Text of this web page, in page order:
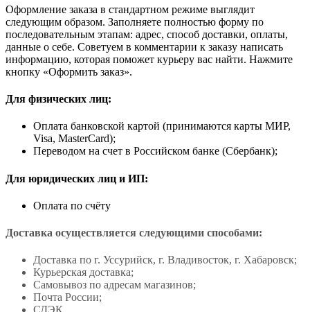
Оформление заказа в стандартном режиме выглядит
следующим образом. Заполняете полностью форму по
последовательным этапам: адрес, способ доставки, оплаты,
данные о себе. Советуем в комментарии к заказу написать
информацию, которая поможет курьеру вас найти. Нажмите
кнопку «Оформить заказ».
Для физических лиц:
Оплата банковской картой (принимаются карты МИР,
Visa, MasterCard);
Переводом на счет в Российском банке (Сбербанк);
Для юридических лиц и ИП:
Оплата по счёту
Доставка осуществляется следующими способами:
Доставка по г. Уссурийск, г. Владивосток, г. Хабаровск;
Курьерская доставка;
Самовывоз по адресам магазинов;
Почта России;